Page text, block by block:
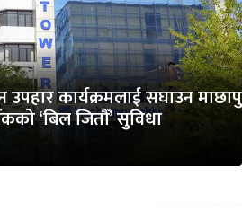
उपहार कार्यक्रमलाई सघाउन
‘बिल जितौँ’ सुविधा